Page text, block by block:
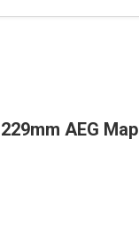
AEG